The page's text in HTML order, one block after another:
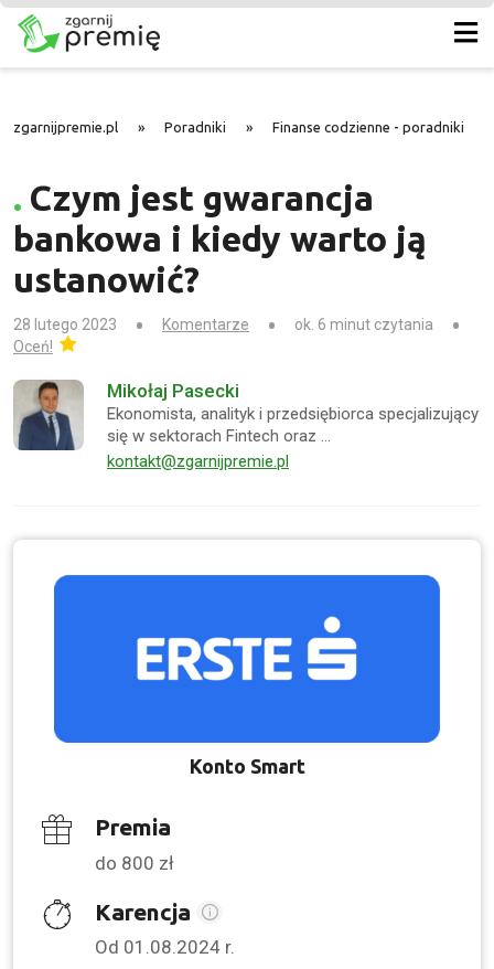
zgarnijpremie.pl » Poradniki » Finanse codzienne - poradniki
Czym jest gwarancja
bankowa i kiedy warto ją
ustanowić?
28 lutego 2023 Komentarze
ok. 6 minut czytania
Oceń!
Mikołaj Pasecki
Ekonomista, analityk i przedsiębiorca specjalizujący
się w sektorach Fintech oraz …
kontakt@zgarnijpremie.pl
Konto Smart
Premia
do 800 zł
Karencja
Od 01.08.2024 r.